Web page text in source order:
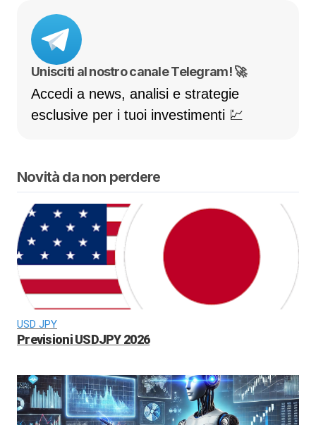
Unisciti al nostro canale Telegram! 🚀
Accedi a news, analisi e strategie
esclusive per i tuoi investimenti 💹
Novità da non perdere
USD JPY
Previsioni USDJPY 2026